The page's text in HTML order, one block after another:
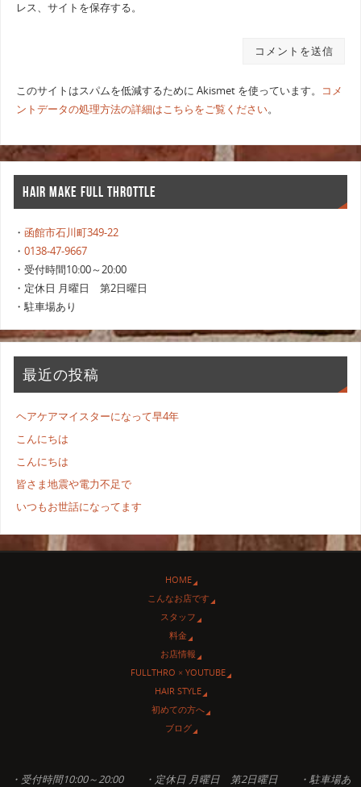
レス、サイトを保存する。
このサイトはスパムを低減するために Akismet を使っています。
コメ
ントデータの処理方法の詳細はこちらをご覧ください。
HAIR MAKE FULL THROTTLE
・函館市石川町349-22
・0138-47-9667
・受付時間10:00～20:00
・定休日 月曜日 第2日曜日
・駐車場あり
最近の投稿
ヘアケアマイスターになって早4年
こんにちは
こんにちは
皆さま地震や電力不足で
いつもお世話になってます
HOME
こんなお店です
スタッフ
料金
お店情報
FULLTHRO × YOUTUBE
HAIR STYLE
初めての方へ
ブログ
・受付時間10:00～20:00 ・定休日 月曜日 第2日曜日 ・駐車場あ